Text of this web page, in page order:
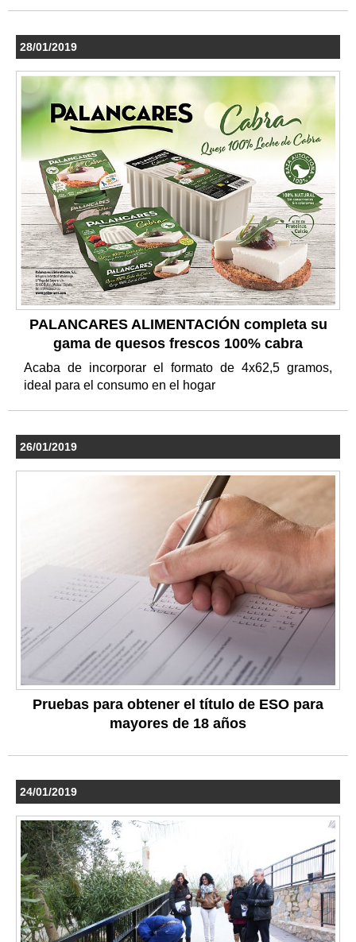
28/01/2019
PALANCARES ALIMENTACIÓN completa su
gama de quesos frescos 100% cabra
Acaba de incorporar el formato de 4x62,5 gramos,
ideal para el consumo en el hogar
26/01/2019
Pruebas para obtener el título de ESO para
mayores de 18 años
24/01/2019